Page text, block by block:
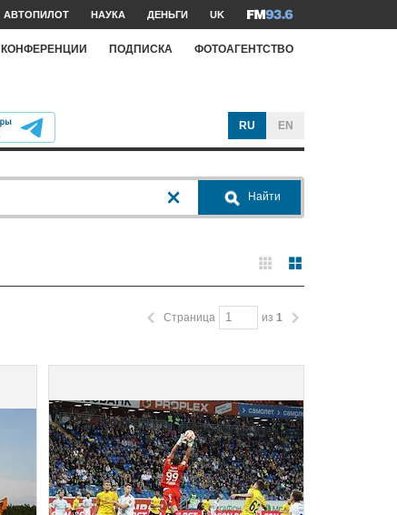
АВТОПИЛОТ НАУКА ДЕНЬГИ UK
КОНФЕРЕНЦИИ ПОДПИСКА ФОТОАГЕНТСТВО
RU EN
Найти
Страница из 1